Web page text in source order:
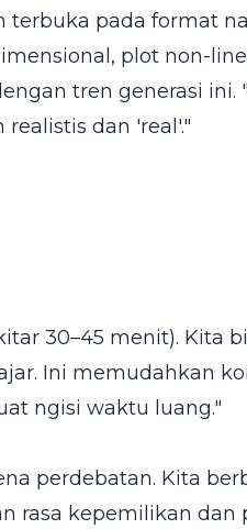
terbuka pada format
plot non-
tren generasi ini.
dan 'real'."
30–45 menit). Kita
Ini memudahkan
ngisi waktu luang."
perdebatan. Kita
rasa kepemilikan dan